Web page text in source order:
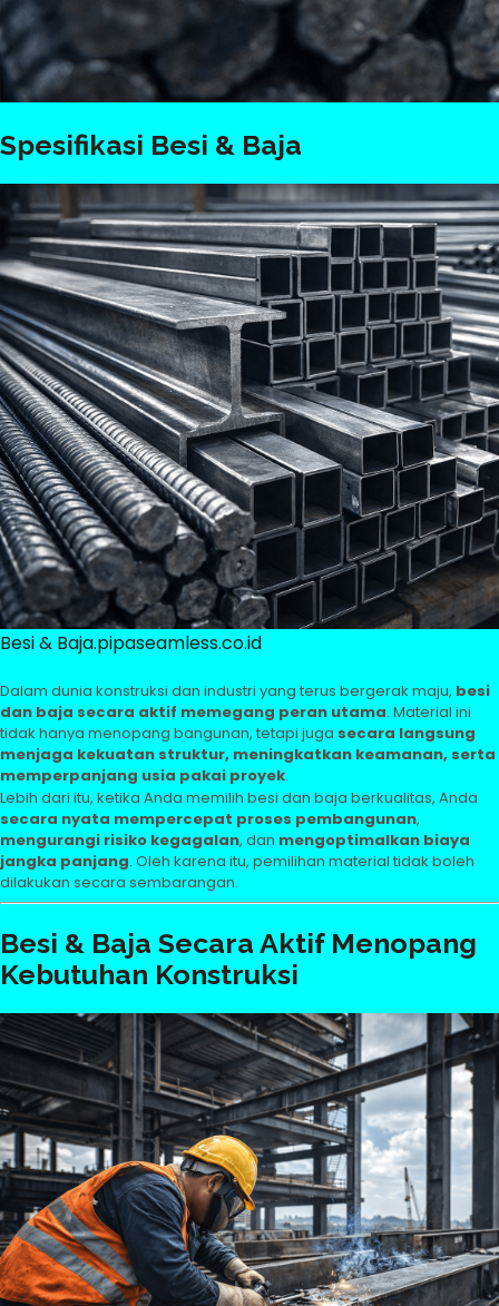
Spesifikasi Besi & Baja
Besi & Baja.pipaseamless.co.id
Dalam dunia konstruksi dan industri yang terus bergerak maju, besi
dan baja secara aktif memegang peran utama. Material ini
tidak hanya menopang bangunan, tetapi juga secara langsung
menjaga kekuatan struktur, meningkatkan keamanan, serta
memperpanjang usia pakai proyek.
Lebih dari itu, ketika Anda memilih besi dan baja berkualitas, Anda
secara nyata mempercepat proses pembangunan,
mengurangi risiko kegagalan, dan mengoptimalkan biaya
jangka panjang. Oleh karena itu, pemilihan material tidak boleh
dilakukan secara sembarangan.
Besi & Baja Secara Aktif Menopang
Kebutuhan Konstruksi